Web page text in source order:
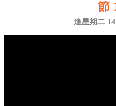
節﹞
逢星期二